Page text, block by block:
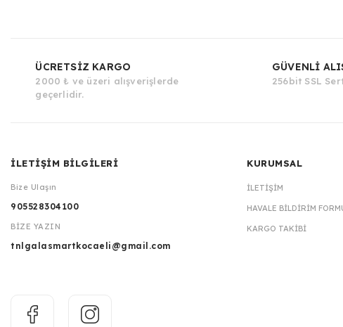
ÜCRETSİZ KARGO
2000 ₺ ve üzeri alışverişlerde
geçerlidir.
GÜVENLİ
256bit SSL
İLETİŞİM BİLGİLERİ
Bize Ulaşın
905528304100
BİZE YAZIN
tnlgalasmartkocaeli@gmail.com
KURUMSAL
İLETIŞIM
HAVALE BILDIRIM
KARGO TAKIBI